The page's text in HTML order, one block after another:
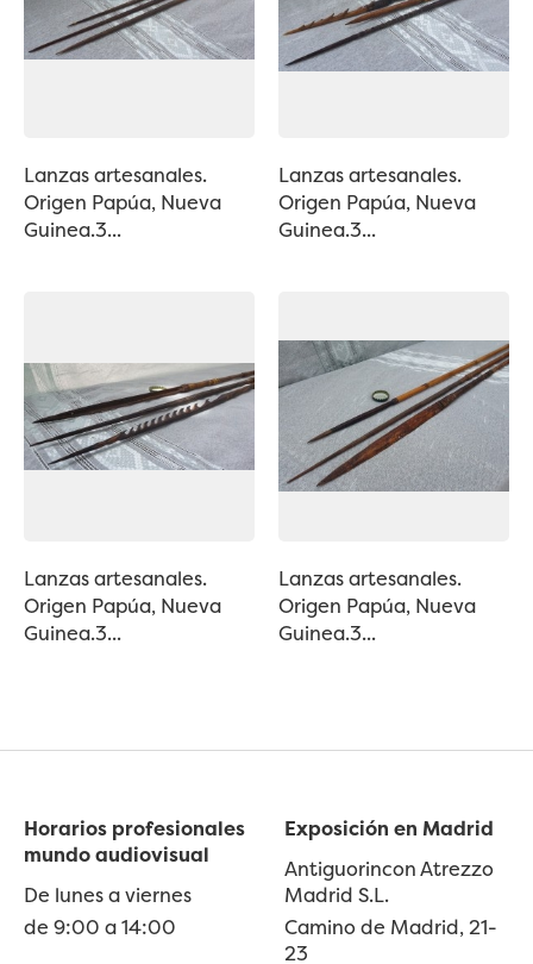
Lanzas artesanales.
Origen Papúa, Nueva
Guinea.3...
Lanzas artesanales.
Origen Papúa, Nueva
Guinea.3...
Lanzas artesanales.
Origen Papúa, Nueva
Guinea.3...
Lanzas artesanales.
Origen Papúa, Nueva
Guinea.3...
Horarios profesionales
mundo audiovisual
De lunes a viernes
de 9:00 a 14:00
Exposición en Madrid
Antiguorincon Atrezzo
Madrid S.L.
Camino de Madrid, 21-
23